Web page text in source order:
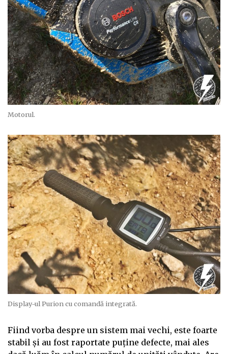
Motorul.
Display-ul Purion cu comandă integrată.
Fiind vorba despre un sistem mai vechi, este foarte
stabil și au fost raportate puține defecte, mai ales